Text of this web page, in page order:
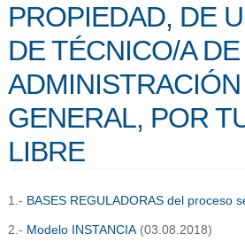
PROPIEDAD, DE
DE TÉCNICO/A DE
ADMINISTRACIÓN
GENERAL, POR
LIBRE
1.- BASES REGULADORAS del proceso
2.- Modelo INSTANCIA(03.08.2018)